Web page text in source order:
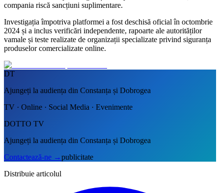
compania riscă sancțiuni suplimentare.
Investigația împotriva platformei a fost deschisă oficial în octombrie
2024 și a inclus verificări independente, rapoarte ale autorităților
vamale și teste realizate de organizații specializate privind siguranța
produselor comercializate online.
DT
Ajungeți la audiența din Constanța și Dobrogea
TV · Online · Social Media · Evenimente
DOTTO TV
Ajungeți la audiența din Constanța și Dobrogea
Contactează-ne →publicitate
Distribuie articolul